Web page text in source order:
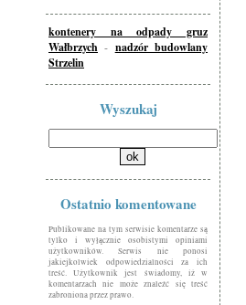
kontenery na odpady gruz
Wałbrzych - nadzór budowlany
Strzelin
Wyszukaj
Ostatnio komentowane
Publikowane na tym serwisie komentarze są
tylko i wyłącznie osobistymi opiniami
użytkowników. Serwis nie ponosi
jakiejkolwiek odpowiedzialności za ich
treść. Użytkownik jest świadomy, iż w
komentarzach nie może znaleźć się treść
zabroniona przez prawo.